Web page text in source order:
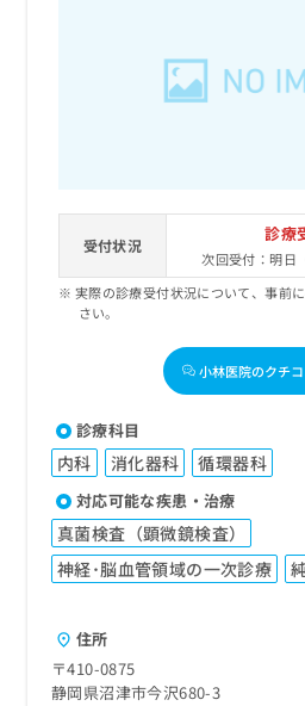
受付状況
診療
次回受付：明日
実際の診療受付状況について、事前
さい。
小林医院のクチ
診療科目
内科 消化器科 循環器科
対応可能な疾患・治療
真菌検査（顕微鏡検査）
神経･脳血管領域の一次診療
住所
〒410-0875
静岡県沼津市今沢680-3